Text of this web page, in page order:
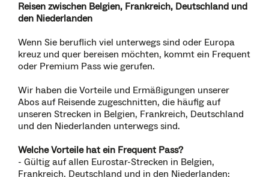
Reisen zwischen Belgien, Frankreich, Deutschland und
den Niederlanden
Wenn Sie beruflich viel unterwegs sind oder Europa
kreuz und quer bereisen möchten, kommt ein Frequent
oder Premium Pass wie gerufen.
Wir haben die Vorteile und Ermäßigungen unserer
Abos auf Reisende zugeschnitten, die häufig auf
unseren Strecken in Belgien, Frankreich, Deutschland
und den Niederlanden unterwegs sind.
Welche Vorteile hat ein Frequent Pass?
- Gültig auf allen Eurostar-Strecken in Belgien,
Frankreich, Deutschland und in den Niederlanden;